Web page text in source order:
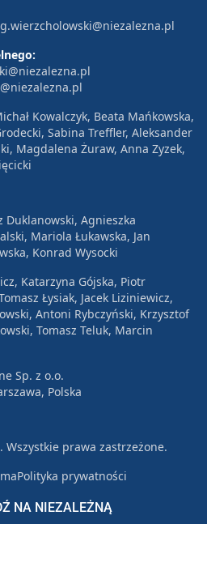
NA NIEZALEŻNĄ
g.wierzcholowski@niezalezna.pl
Kowalczyk, Beata Mańkowska,
Sabina Treffler, Aleksander
Magdalena Żuraw, Anna Zyzek,
Duklanowski, Agnieszka
Mariola Łukawska, Jan
Konrad Wysocki
Katarzyna Gójska, Piotr
Łysiak, Jacek Liziniewicz,
Antoni Rybczyński, Krzysztof
Tomasz Teluk, Marcin
Sp. z o.o.
Polska
prawa zastrzeżone.
Polityka prywatności